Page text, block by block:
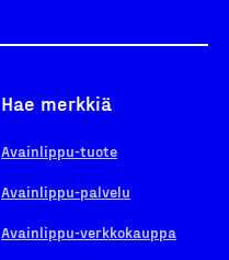
Hae merkkiä
Avainlippu-tuote
Avainlippu-palvelu
Avainlippu-verkkokauppa